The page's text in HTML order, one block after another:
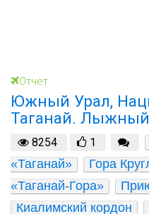
Отчет
Южный Урал,
Таганай.
8254 1
«Таганай»
Гора
«Таганай-Гора»
Киалимский кордон